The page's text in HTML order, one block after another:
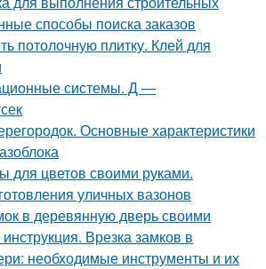
способы поиска заказов
потолочную плитку. Клей для
системы. Д —
Основные характеристики
для цветов своими руками.
уличных вазонов
в деревянную дверь своими
Врезка замков в
необходимые инструменты и их